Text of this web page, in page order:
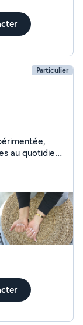
Particulier
au quotidien
les